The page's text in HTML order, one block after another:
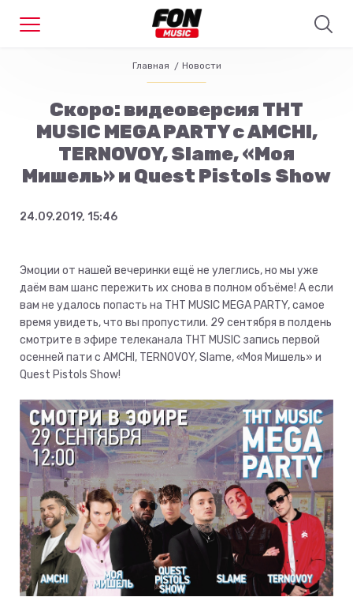
Главная Новости
Скоро: видеоверсия ТНТ
MUSIC MEGA PARTY с AMCHI,
TERNOVOY, Slame, «Моя
Мишель» и Quest Pistols Show
24.09.2019, 15:46
Эмоции от нашей вечеринки ещё не улеглись, но мы уже
даём вам шанс пережить их снова в полном объёме! А если
вам не удалось попасть на ТНТ MUSIC MEGA PARTY, самое
время увидеть, что вы пропустили. 29 сентября в полдень
смотрите в эфире телеканала ТНТ MUSIC запись первой
осенней пати с AMCHI, TERNOVOY, Slame, «Моя Мишель» и
Quest Pistols Show!